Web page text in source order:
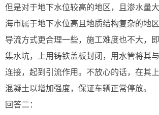
但是对于地下水位较高的地区，且渗水量
海市属于地下水位高且地质结构复杂的地
导流方式更合理一些，施工难度也不大，
集水坑，上用铸铁盖板封闭，用水管将其
连接，起到引流作用。不放心的话，在其
混凝土以增加强度，保证车辆正常停放。
回答二：